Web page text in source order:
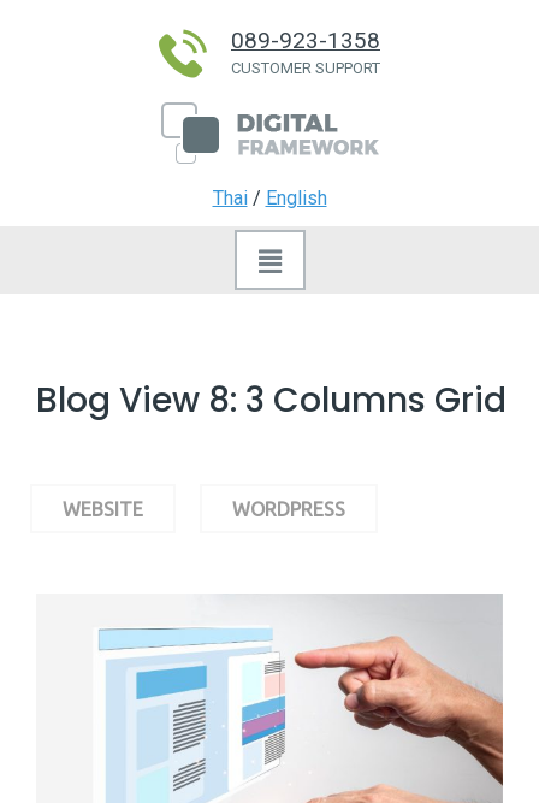
089-923-1358
CUSTOMER SUPPORT
Thai/ English
Blog View 8: 3 Columns Grid
WEBSITE WORDPRESS